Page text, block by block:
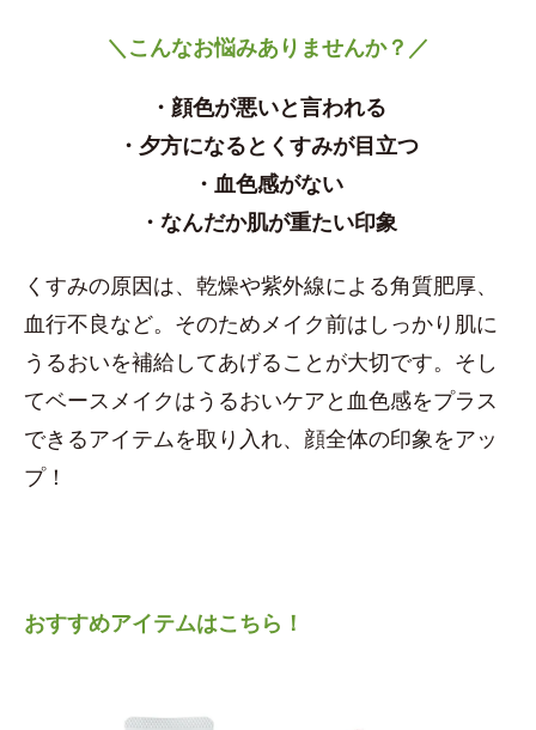
＼こんなお悩みありませんか？／
・顔色が悪いと言われる
・夕方になるとくすみが目立つ
・血色感がない
・なんだか肌が重たい印象
くすみの原因は、乾燥や紫外線による角質肥厚、
血行不良など。そのためメイク前はしっかり肌に
うるおいを補給してあげることが大切です。そし
てベースメイクはうるおいケアと血色感をプラス
できるアイテムを取り入れ、顔全体の印象をアッ
プ！
おすすめアイテムはこちら！